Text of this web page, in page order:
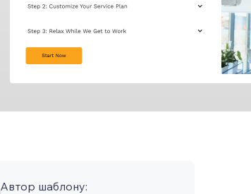
Автор шаблону: